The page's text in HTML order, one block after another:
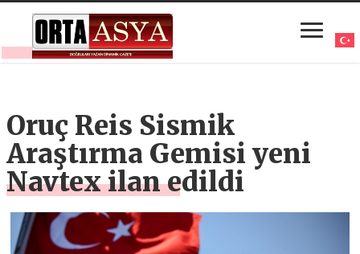
Oruç Reis Sismik
Araştırma Gemisi yeni
Navtex ilan edildi